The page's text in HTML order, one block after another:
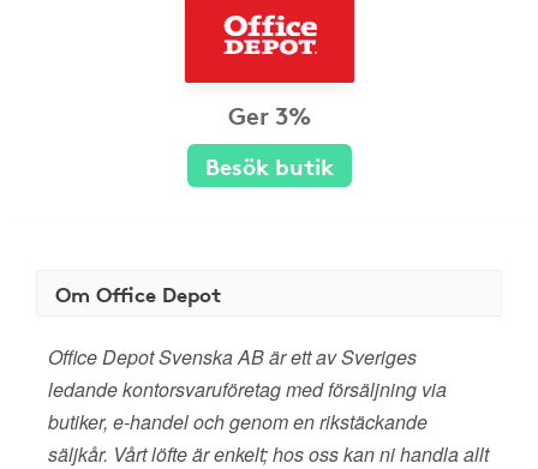
Ger 3%
Besök butik
Om Office Depot
Office Depot Svenska AB är ett av Sveriges
ledande kontorsvaruföretag med försäljning via
butiker, e-handel och genom en rikstäckande
säljkår. Vårt löfte är enkelt; hos oss kan ni handla allt